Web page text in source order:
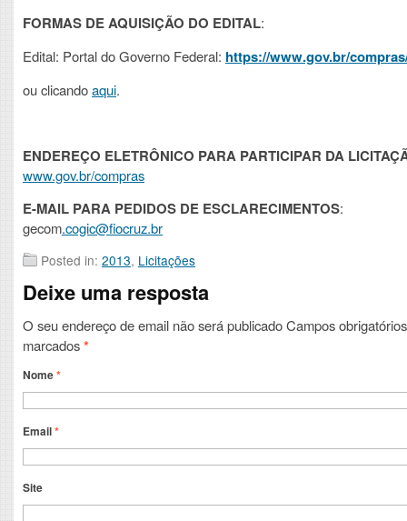
FORMAS DE AQUISIÇÃO DO EDITAL:
Edital: Portal do Governo Federal: https://www.gov.br/
ou clicandoaqui.
ENDEREÇO ELETRÔNICO PARA PARTICIPAR DA
www.gov.br/compras
E-MAIL PARA PEDIDOS DE ESCLARECIMENTOS:
gecom.cogic@fiocruz.br
Posted in: 2013, Licitações
Deixe uma resposta
O seu endereço de email não será publicadoCampos
marcados*
Nome*
Email*
Site